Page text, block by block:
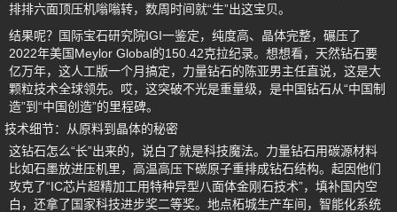
排排六面顶压机嗡嗡转，数周时间就“生”出这宝贝。
结果呢？国际宝石研究院IGI一鉴定，纯度高、晶体完整，碾压了
2022年美国Meylor Global的150.42克拉纪录。想想看，天然钻石要
亿万年，这人工版一个月搞定，力量钻石的陈亚男主任直说，这是大
颗粒技术全球领先。哎，这突破不光是重量级，是中国钻石从“中国制
造”到“中国创造”的里程碑。
技术细节：从原料到晶体的秘密
这钻石怎么“长”出来的，说白了就是科技魔法。力量钻石用碳源材料
比如石墨放进压机里，高温高压下碳原子重排成钻石结构。起因他们
攻克了“IC芯片超精加工用特种异型八面体金刚石技术”，填补国内空
白，还拿了国家科技进步奖二等奖。地点柘城生产车间，智能化系统